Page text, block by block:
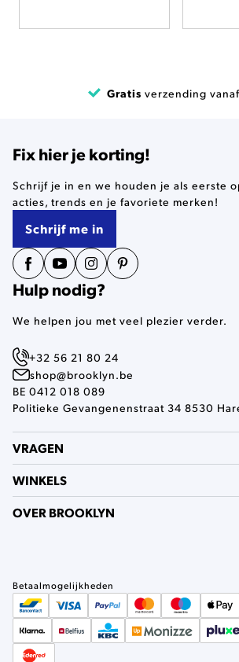
Gratis verzending
Fix hier je korting!
Schrijf je in en we houden je als eerste
acties, trends en je favoriete merken!
Schrijf me in
Hulp nodig?
We helpen jou met veel plezier verder.
+32 56 21 80 24
shop@brooklyn.be
BE 0412 018 089
Politieke Gevangenenstraat 34 8530
VRAGEN
WINKELS
OVER BROOKLYN
Betaalmogelijkheden